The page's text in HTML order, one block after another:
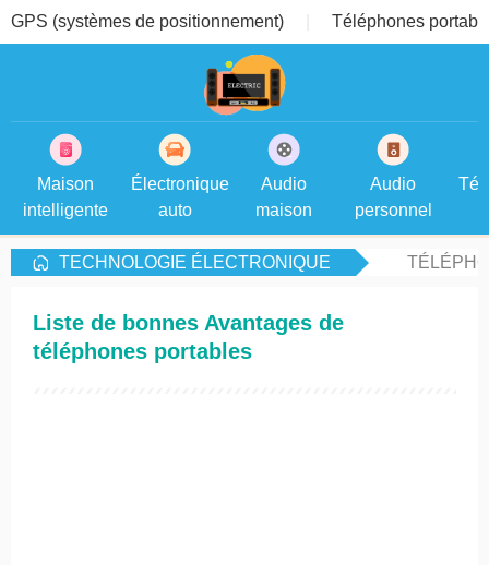
GPS (systèmes de positionnement) Téléphones
Maison
intelligente
Électronique
auto
Audio
maison
Audio
personnel
TECHNOLOGIE ÉLECTRONIQUE
Liste de bonnes Avantages de
téléphones portables